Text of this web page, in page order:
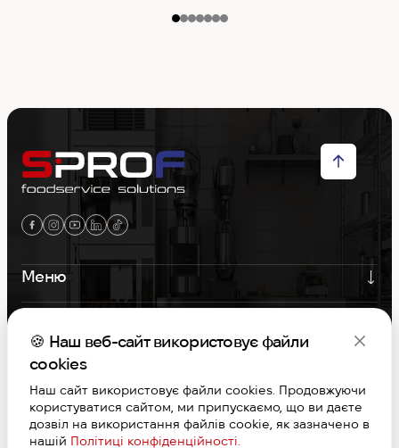
Меню
Контакти
Графік роботи
S-PROF © Copyright 2026. Вcі права захищені
Договір публічної оферти
Дизайн та розробка
🍪 Наш веб-сайт використовує файли
cookies
Наш сайт використовує файли cookies. Продовжуючи
користуватися сайтом, ми припускаємо, що ви даєте
дозвіл на використання файлів cookie, як зазначено в
нашій Політиці конфіденційності.